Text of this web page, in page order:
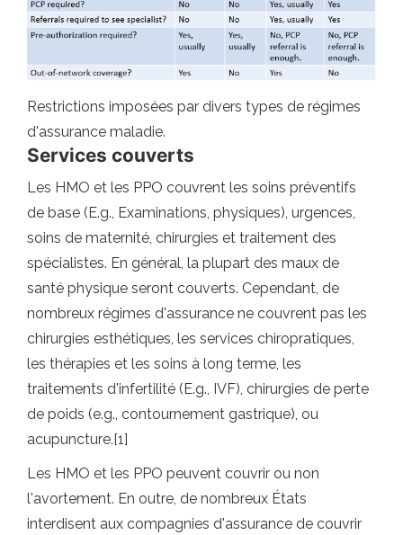
Restrictions imposées par divers types de régimes
d'assurance maladie.
Services couverts
Les HMO et les PPO couvrent les soins préventifs
de base (E.g., Examinations, physiques), urgences,
soins de maternité, chirurgies et traitement des
spécialistes. En général, la plupart des maux de
santé physique seront couverts. Cependant, de
nombreux régimes d'assurance ne couvrent pas les
chirurgies esthétiques, les services chiropratiques,
les thérapies et les soins à long terme, les
traitements d'infertilité (E.g., IVF), chirurgies de perte
de poids (e.g., contournement gastrique), ou
acupuncture.[1]
Les HMO et les PPO peuvent couvrir ou non
l'avortement. En outre, de nombreux États
interdisent aux compagnies d'assurance de couvrir